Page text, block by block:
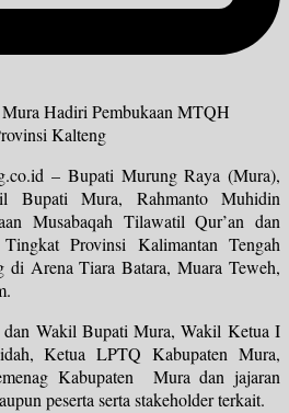
– Bupati Murung Raya (Mura),
Bupati Mura, Rahmanto Muhidin
Musabaqah Tilawatil Qur’an dan
Provinsi Kalimantan Tengah
di Arena Tiara Batara, Muara Teweh,
dan Wakil Bupati Mura, Wakil Ketua I
Ketua LPTQ Kabupaten Mura,
Kabupaten Mura dan jajaran
peserta serta stakeholder terkait.